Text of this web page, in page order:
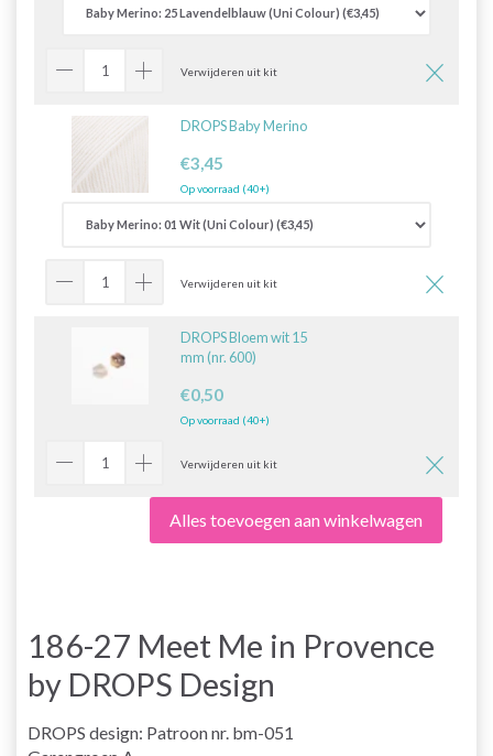
Verwijderen uit kit
DROPS Baby Merino
€3,45
Op voorraad (40+)
Verwijderen uit kit
DROPS Bloem wit 15
mm (nr. 600)
€0,50
Op voorraad (40+)
Verwijderen uit kit
Alles toevoegen aan winkelwagen
186-27 Meet Me in Provence
by DROPS Design
DROPS design: Patroon nr. bm-051